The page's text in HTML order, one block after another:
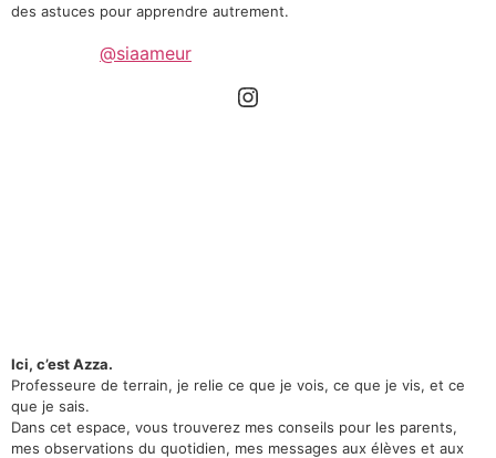
des astuces pour apprendre autrement.
@siaameur
Ici, c’est Azza.
Professeure de terrain, je relie ce que je vois, ce que je vis, et ce
que je sais.
Dans cet espace, vous trouverez mes conseils pour les parents,
mes observations du quotidien, mes messages aux élèves et aux